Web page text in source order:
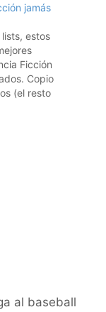
jamás
estos
Ficción
Copio
(el resto
al baseball